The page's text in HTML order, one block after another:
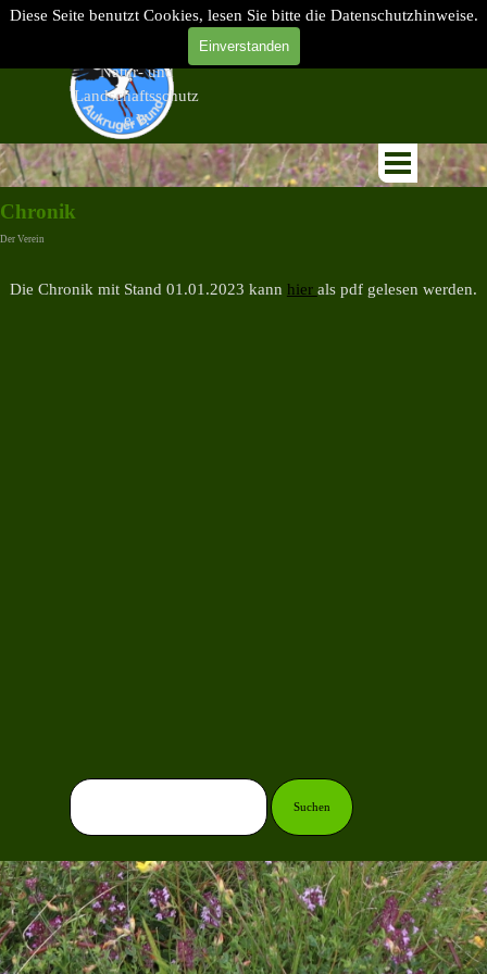
Diese Seite benutzt Cookies, lesen Sie bitte die Datenschutzhinweise.
Einverstanden
Naturpark Aukrug, Naturschutz, Obstwiese, Arnika, alte Apfelsorten,
Landschaftsschutz,
Menü überspringen
Aukruger Bund für
Natur- und
Landschaftsschutz
e.V.
Chronik
Der Verein
Die Chronik mit Stand 01.01.2023 kann hier als pdf gelesen werden.
Suchen
Zurück zum Seiteninhalt